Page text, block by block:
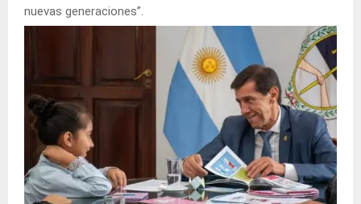
nuevas generaciones”.